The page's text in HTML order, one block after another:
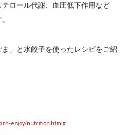
ロール代謝、血圧低下作用など
」と水餃子を使ったレシピをご紹
enjoy/nutrition.html#